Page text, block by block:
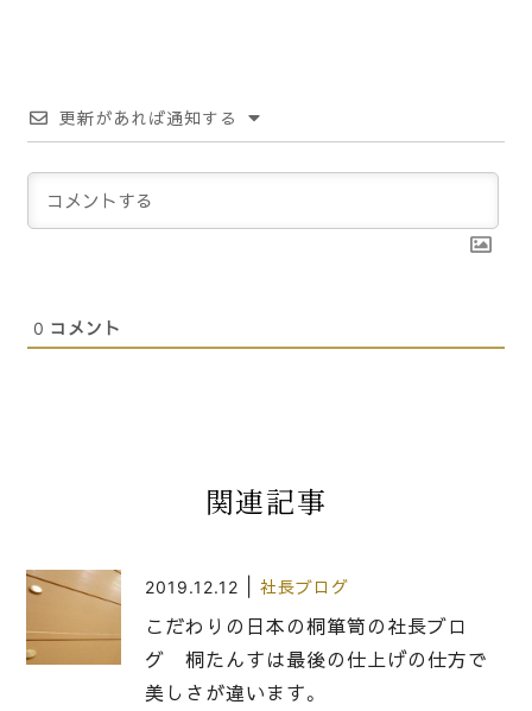
更新があれば通知する
0 コメント
関連記事
2019.12.12 社長ブログ
こだわりの日本の桐箪笥の社長ブロ
グ 桐たんすは最後の仕上げの仕方で
美しさが違います。